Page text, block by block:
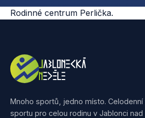
Rodinné centrum Perlička.
Mnoho sportů, jedno místo. Celodenní
sportu pro celou rodinu v Jablonci nad